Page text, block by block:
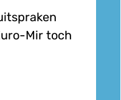
Mir toch